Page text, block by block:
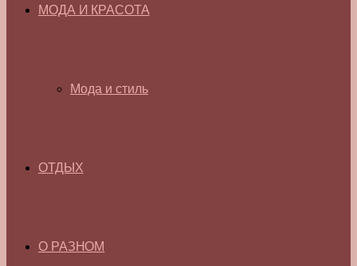
МОДА И КРАСОТА
Мода и стиль
ОТДЫХ
О РАЗНОМ